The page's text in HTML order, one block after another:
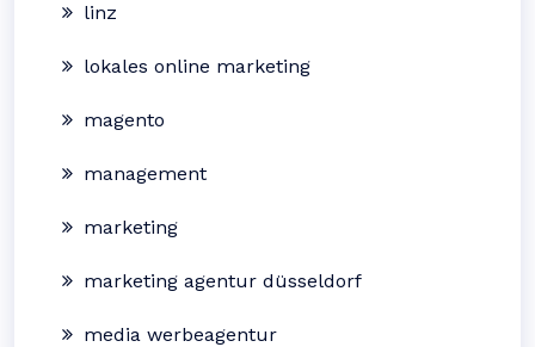
linz
lokales online marketing
magento
management
marketing
marketing agentur düsseldorf
media werbeagentur